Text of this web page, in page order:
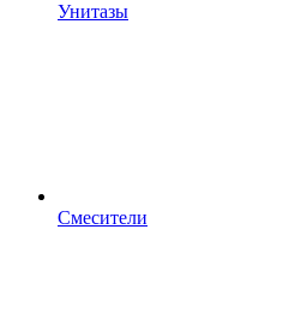
Унитазы
Смесители